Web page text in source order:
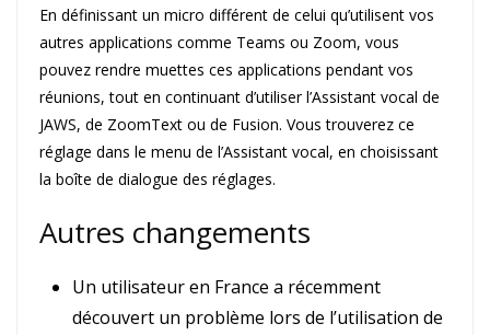
En définissant un micro différent de celui qu’utilisent vos
autres applications comme Teams ou Zoom, vous
pouvez rendre muettes ces applications pendant vos
réunions, tout en continuant d’utiliser l’Assistant vocal de
JAWS, de ZoomText ou de Fusion. Vous trouverez ce
réglage dans le menu de l’Assistant vocal, en choisissant
la boîte de dialogue des réglages.
Autres changements
Un utilisateur en France a récemment
découvert un problème lors de l’utilisation de